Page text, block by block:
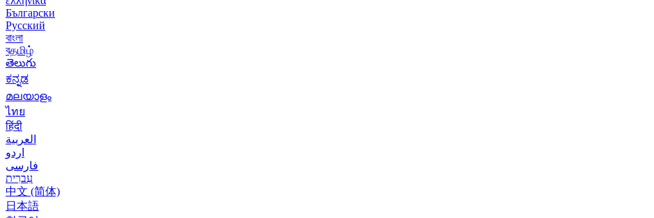
Български
Русский
বাংলা
বதமிழ்
తెలుగు
ಕನ್ನಡ
മലയാളം
ไทย
हिंदी
العربية
اردو
فارسی
עִברִית
中文 (简体)
日本語